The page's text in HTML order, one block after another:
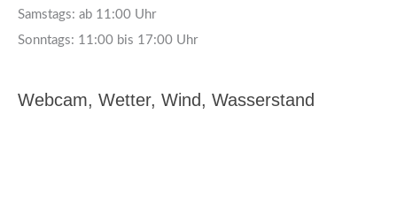
Samstags: ab 11:00 Uhr
Sonntags: 11:00 bis 17:00 Uhr
Webcam, Wetter, Wind, Wasserstand